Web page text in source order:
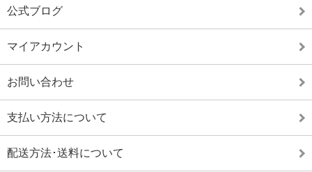
公式ブログ
マイアカウント
お問い合わせ
支払い方法について
配送方法･送料について